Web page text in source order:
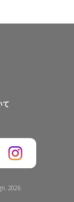
て
2026